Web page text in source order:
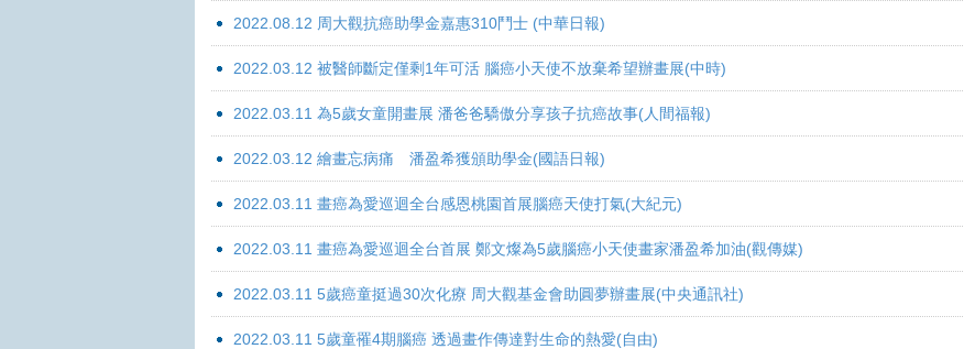
2022.08.12 周大觀抗癌助學金嘉惠310鬥士 (中華日報)
2022.03.12 被醫師斷定僅剩1年可活 腦癌小天使不放棄希望辦畫展(中時)
2022.03.11 為5歲女童開畫展 潘爸爸驕傲分享孩子抗癌故事(人間福報)
2022.03.12 繪畫忘病痛 潘盈希獲頒助學金(國語日報)
2022.03.11 畫癌為愛巡迴全台感恩桃園首展腦癌天使打氣(大紀元)
2022.03.11 畫癌為愛巡迴全台首展 鄭文燦為5歲腦癌小天使畫家潘盈希加油(觀傳媒)
2022.03.11 5歲癌童挺過30次化療 周大觀基金會助圓夢辦畫展(中央通訊社)
2022.03.11 5歲童罹4期腦癌 透過畫作傳達對生命的熱愛(自由)